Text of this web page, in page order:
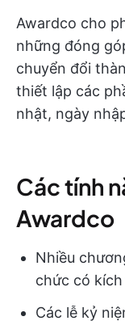
Awardco cho
những đóng
chuyển đổi
thiết lập các
nhật, ngày
Các tính
Awardco
Nhiều
chức có
Các lễ kỷ